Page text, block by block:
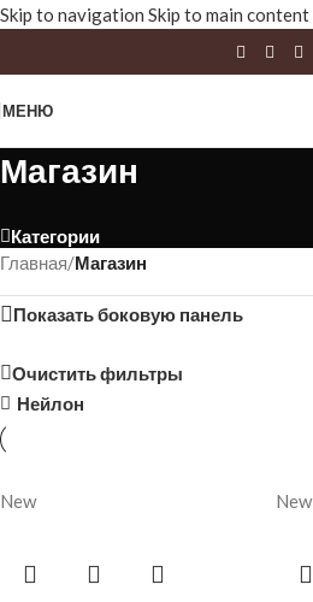
Skip to navigation Skip to main content
МЕНЮ
Магазин
Категории
Главная/Магазин
Показать боковую панель
Очистить фильтры
Нейлон
New New